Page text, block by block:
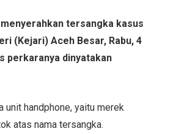
tersangka kasus
(Kejari) Aceh Besar, Rabu, 4
perkaranya dinyatakan
unit handphone, yaitu merek
atas nama tersangka.